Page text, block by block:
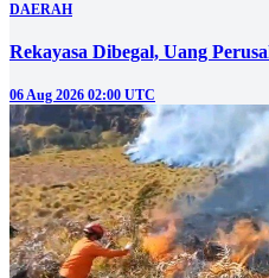
DAERAH
Rekayasa Dibegal, Uang
06 Aug 2026 02:00 UTC